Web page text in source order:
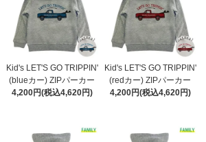
Kid's LET'S GO TRIPPIN'
(blueカー) ZIPパーカー
4,200円(税込4,620円)
Kid's LET'S GO TRIPPIN'
(redカー) ZIPパーカー
4,200円(税込4,620円)